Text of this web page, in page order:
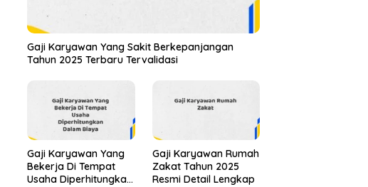
Gaji Karyawan Yang Sakit Berkepanjangan
Tahun 2025 Terbaru Tervalidasi
Gaji Karyawan Yang
Bekerja Di Tempat
Usaha Diperhitungkan
Gaji Karyawan Rumah
Zakat Tahun 2025
Resmi Detail Lengkap